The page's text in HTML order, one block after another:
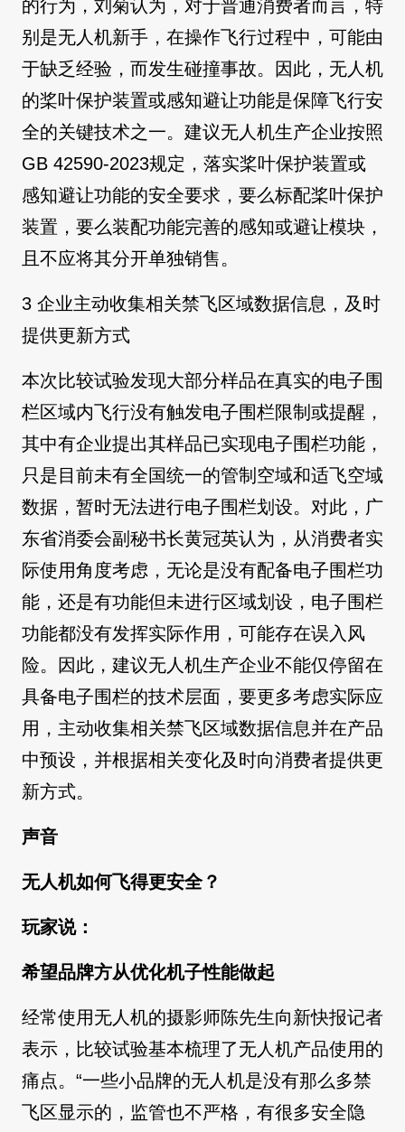
的行为，刘菊认为，对于普通消费者而言，特
别是无人机新手，在操作飞行过程中，可能由
于缺乏经验，而发生碰撞事故。因此，无人机
的桨叶保护装置或感知避让功能是保障飞行安
全的关键技术之一。建议无人机生产企业按照
GB 42590-2023规定，落实桨叶保护装置或
感知避让功能的安全要求，要么标配桨叶保护
装置，要么装配功能完善的感知或避让模块，
且不应将其分开单独销售。
3 企业主动收集相关禁飞区域数据信息，及时
提供更新方式
本次比较试验发现大部分样品在真实的电子围
栏区域内飞行没有触发电子围栏限制或提醒，
其中有企业提出其样品已实现电子围栏功能，
只是目前未有全国统一的管制空域和适飞空域
数据，暂时无法进行电子围栏划设。对此，广
东省消委会副秘书长黄冠英认为，从消费者实
际使用角度考虑，无论是没有配备电子围栏功
能，还是有功能但未进行区域划设，电子围栏
功能都没有发挥实际作用，可能存在误入风
险。因此，建议无人机生产企业不能仅停留在
具备电子围栏的技术层面，要更多考虑实际应
用，主动收集相关禁飞区域数据信息并在产品
中预设，并根据相关变化及时向消费者提供更
新方式。
声音
无人机如何飞得更安全？
玩家说：
希望品牌方从优化机子性能做起
经常使用无人机的摄影师陈先生向新快报记者
表示，比较试验基本梳理了无人机产品使用的
痛点。“一些小品牌的无人机是没有那么多禁
飞区显示的，监管也不严格，有很多安全隐